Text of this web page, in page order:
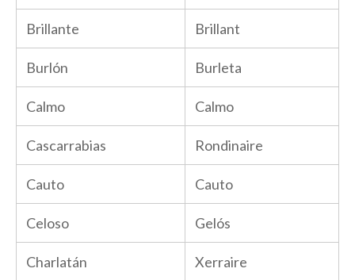
Brillante Brillant
Burlón Burleta
Calmo Calmo
Cascarrabias Rondinaire
Cauto Cauto
Celoso Gelós
Charlatán Xerraire